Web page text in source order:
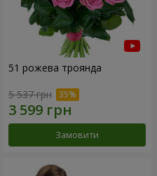
51 рожева троянда
5 537 грн
Замовити